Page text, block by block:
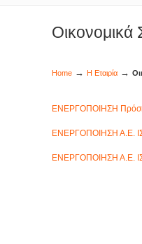
Οικονομικά
Home → Η Εταιρία →
ΕΝΕΡΓΟΠΟΙΗΣΗ
ΕΝΕΡΓΟΠΟΙΗΣΗ Α.Ε.
ΕΝΕΡΓΟΠΟΙΗΣΗ Α.Ε.